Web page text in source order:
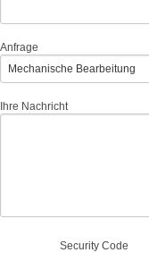
Anfrage
Ihre Nachricht
Security Code